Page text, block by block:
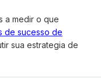
a medir o que
de sucesso de
sua estrategia de